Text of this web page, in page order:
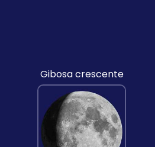
Gibosa crescente